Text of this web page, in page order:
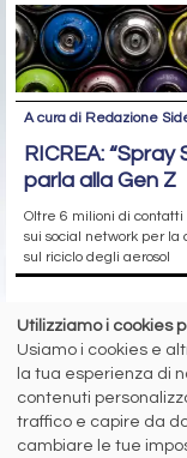
A cura di Redazione
RICREA: “Spray
parla alla Gen Z
Oltre 6 milioni di contatti
sui social network per la
sul riciclo degli aerosol
LA COMMUNITY
Siderweb S.p.A. SB
Utilizziamo i cookies
Usiamo i cookies e
la tua esperienza di
contenuti
traffico e capire da
cambiare le tue